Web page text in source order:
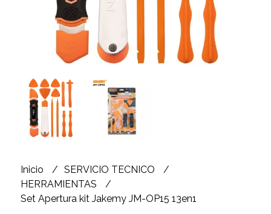
Inicio
SERVICIO TECNICO
HERRAMIENTAS
Set Apertura kit Jakemy JM-OP15 13en1